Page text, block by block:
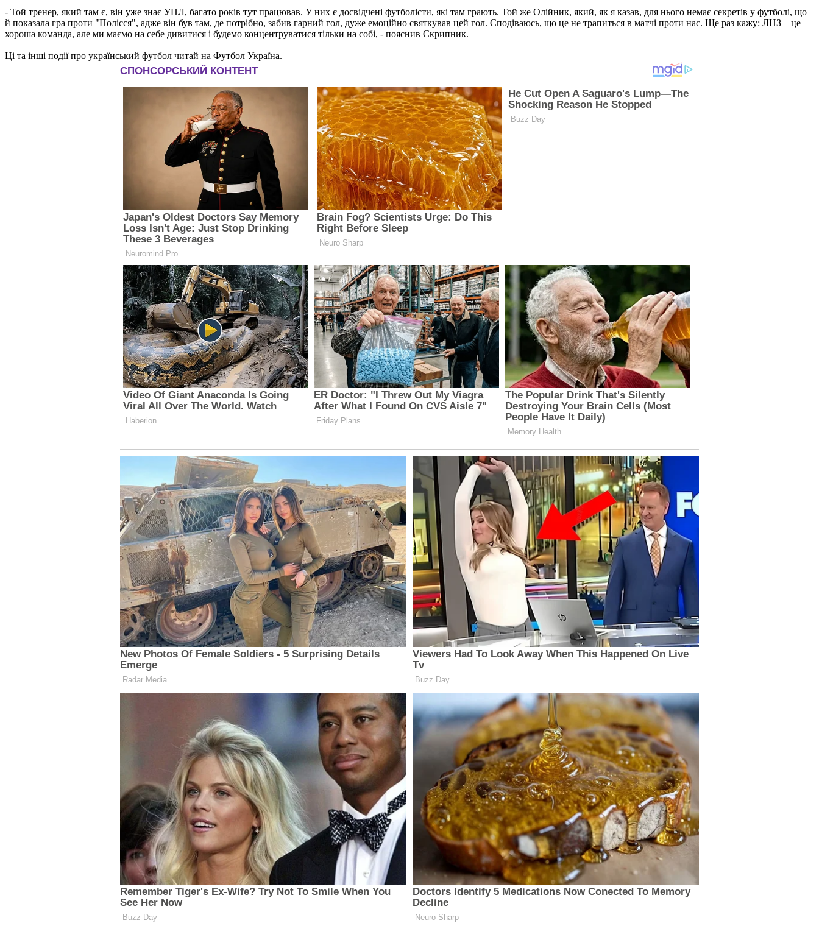
- Той тренер, який там є, він уже знає УПЛ, багато років тут працював. У них є досвідчені футболісти, які там грають. Той же Олійник, який, як я казав, для нього немає секретів у футболі, що
й показала гра проти "Полісся", адже він був там, де потрібно, забив гарний гол, дуже емоційно святкував цей гол. Сподіваюсь, що це не трапиться в матчі проти нас. Ще раз кажу: ЛНЗ – це
хороша команда, але ми маємо на себе дивитися і будемо концентруватися тільки на собі, - пояснив Скрипник.
Ці та інші події про український футбол читай на Футбол Україна.